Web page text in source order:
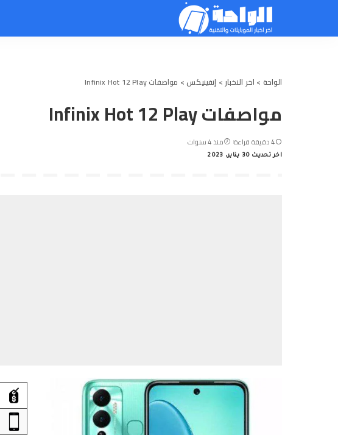
الواحة > اخر الاخبار > إنفينيكس > مواصفات Infinix Hot 12 Play
مواصفات Infinix Hot 12 Play
4 دقيقة قراءة منذ 4 سنوات
اخر تحديث 30 يناير، 2023